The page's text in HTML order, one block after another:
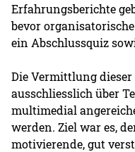
Erfahrungsberichte
bevor
ein Abschlussquiz
Die Vermittlung
ausschliesslich über
multimedial
werden. Ziel war es,
motivierende, gut